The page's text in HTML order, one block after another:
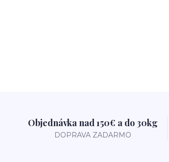
Objednávka nad 150€ a do 30kg
DOPRAVA ZADARMO